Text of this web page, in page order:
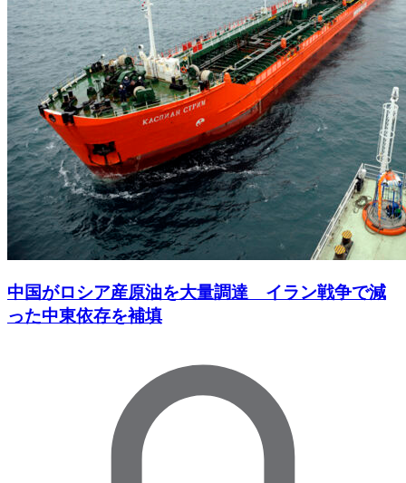
中国がロシア産原油を大量調達 イラン戦争で減
った中東依存を補填